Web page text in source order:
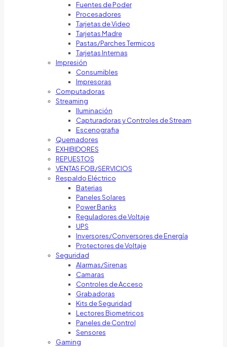
Fuentes de Poder
Procesadores
Tarjetas de Video
Tarjetas Madre
Pastas/Parches Termicos
Tarjetas Internas
Impresión
Consumibles
Impresoras
Computadoras
Streaming
Iluminación
Capturadoras y Controles de Stream
Escenografia
Quemadores
EXHIBIDORES
REPUESTOS
VENTAS FOB/SERVICIOS
Respaldo Eléctrico
Baterias
Paneles Solares
Power Banks
Reguladores de Voltaje
UPS
Inversores/Conversores de Energía
Protectores de Voltaje
Seguridad
Alarmas/Sirenas
Camaras
Controles de Acceso
Grabadoras
Kits de Seguridad
Lectores Biometricos
Paneles de Control
Sensores
Gaming